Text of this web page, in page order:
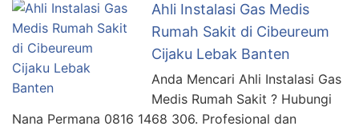
Ahli Instalasi Gas Medis
Rumah Sakit di Cibeureum
Cijaku Lebak Banten
Anda Mencari Ahli Instalasi Gas
Medis Rumah Sakit ? Hubungi
Nana Permana 0816 1468 306. Profesional dan